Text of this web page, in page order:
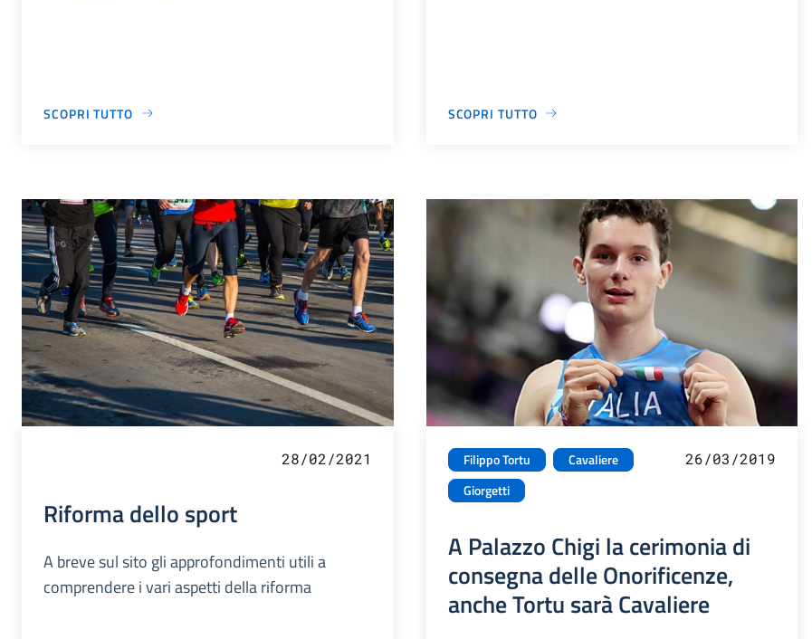
SCOPRI TUTTO SCOPRI TUTTO
28/02/2021
Riforma dello sport
A breve sul sito gli approfondimenti utili a
comprendere i vari aspetti della riforma
Filippo Tortu
Cavaliere
Giorgetti
26/03/2019
A Palazzo Chigi la cerimonia di
consegna delle Onorificenze,
anche Tortu sarà Cavaliere